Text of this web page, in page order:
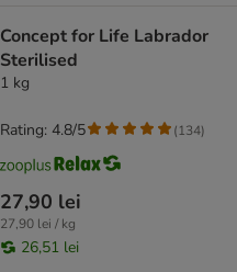
Concept for Life Labrador
Sterilised
1 kg
27,90 lei
27,90 lei / kg
26,51 lei
Rating: 4.8/5 (134)